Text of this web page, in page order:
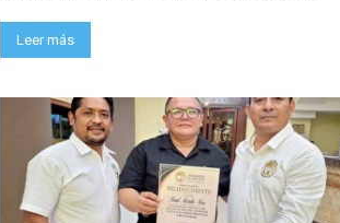
Leer más